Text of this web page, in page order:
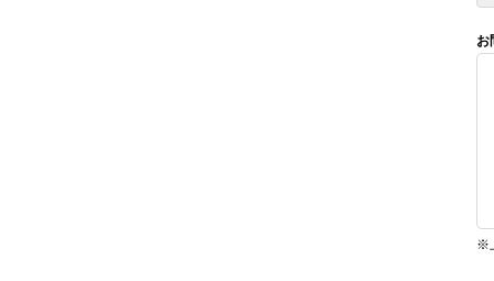
お
※